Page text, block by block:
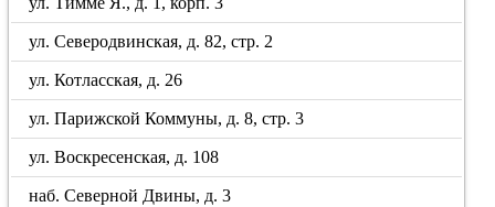
ул. Северодвинская, д. 82, стр. 2
ул. Котласская, д. 26
ул. Парижской Коммуны, д. 8, стр. 3
ул. Воскресенская, д. 108
наб. Северной Двины, д. 3